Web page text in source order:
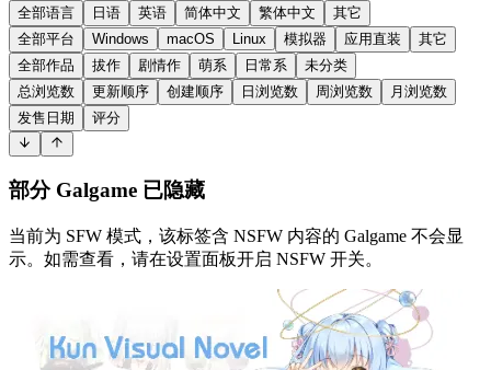
全部语言
日语 英语 简体中文 繁体中文
其它
全部平台
Windows macOS Linux 模拟器 应用直装
其它
全部作品
拔作 剧情作 萌系 日常系
未分类
总浏览数
更新顺序 创建顺序 日浏览数 周浏览数
月浏览数
发售日期
评分
部分 Galgame 已隐藏
当前为 SFW 模式，该标签含 NSFW 内容的 Galgame 不会显
示。如需查看，请在设置面板开启 NSFW 开关。